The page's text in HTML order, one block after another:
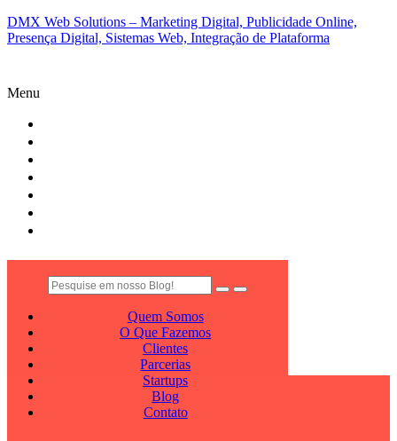
DMX Web Solutions – Marketing Digital, Publicidade Online,
Presença Digital, Sistemas Web, Integração de Plataforma
Menu
Quem Somos
O Que Fazemos
Clientes
Parcerias
Startups
Blog
Contato